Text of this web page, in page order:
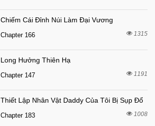
7 tháng trước
7 tháng trước
7 tháng trước
Chiếm Cái Đỉnh Núi Làm Đại Vương
Chapter 166 1315
Long Hưởng Thiên Hạ
Chapter 147 1191
Thiết Lập Nhân Vật Daddy Của Tôi Bị Sụp Đổ
Chapter 183 1008